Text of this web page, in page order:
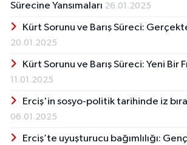
Sürecine Yansımaları 26.01.2025
Kürt Sorunu ve Barış Süreci:
20.01.2025
Kürt Sorunu ve Barış Süreci: Yeni Bir
11.01.2025
Erciş'in sosyo-politik tarihinde iz
06.01.2025
Erciş’te uyuşturucu bağımlılığı: